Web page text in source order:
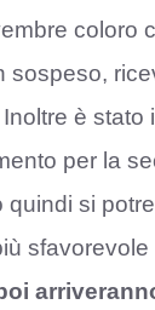
coloro
sospeso,
è stato
per la
quindi si
sfavorevole